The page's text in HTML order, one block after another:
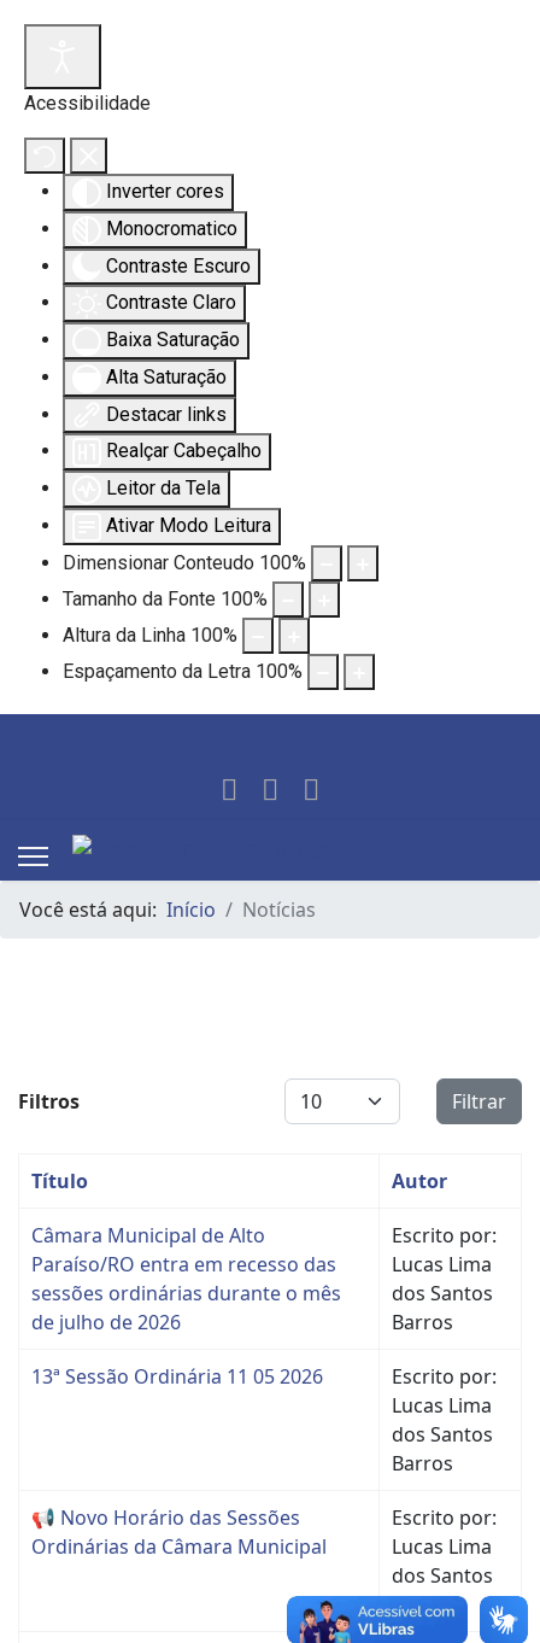
Acessibilidade
Inverter cores
Monocromatico
Contraste Escuro
Contraste Claro
Baixa Saturação
Alta Saturação
Destacar links
Realçar Cabeçalho
Leitor da Tela
Ativar Modo Leitura
Dimensionar Conteudo 100%
Tamanho da Fonte 100%
Altura da Linha 100%
Espaçamento da Letra 100%
Você está aqui: Início Notícias
Filtros Display # Filtrar
Título Autor
Câmara Municipal de Alto
Paraíso/RO entra em recesso das
sessões ordinárias durante o mês
de julho de 2026
Escrito por:
Lucas Lima
dos Santos
Barros
13ª Sessão Ordinária 11 05 2026
Escrito por:
Lucas Lima
dos Santos
Barros
📢 Novo Horário das Sessões
Ordinárias da Câmara Municipal
Escrito por:
Lucas Lima
dos Santos
Barros